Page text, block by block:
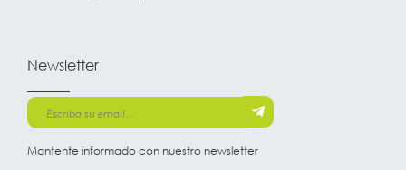
Newsletter
Mantente informado con nuestro newsletter